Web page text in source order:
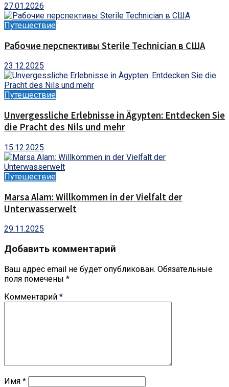
27.01.2026
Путешествие
Рабочие перспективы Sterile Technician в США
23.12.2025
Путешествие
Unvergessliche Erlebnisse in Ägypten: Entdecken Sie
die Pracht des Nils und mehr
15.12.2025
Путешествие
Marsa Alam: Willkommen in der Vielfalt der
Unterwasserwelt
29.11.2025
Добавить комментарий
Ваш адрес email не будет опубликован. Обязательные
поля помечены *
Комментарий *
Имя *